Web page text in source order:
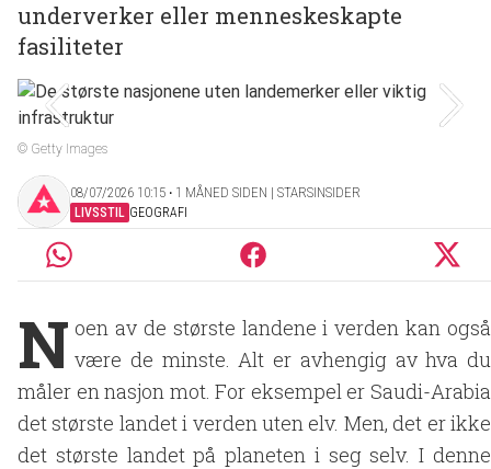
underverker eller menneskeskapte
fasiliteter
© Getty Images
08/07/2026 10:15 ‧ 1 MÅNED SIDEN | STARSINSIDER
LIVSSTIL GEOGRAFI
N oen av de største landene i verden kan også
være de minste. Alt er avhengig av hva du
måler en nasjon mot. For eksempel er Saudi-Arabia
det største landet i verden uten elv. Men, det er ikke
det største landet på planeten i seg selv. I denne